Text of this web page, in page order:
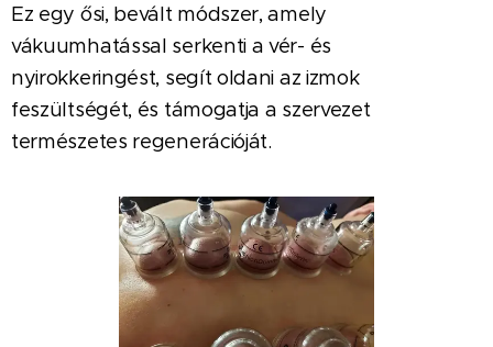
Ez egy ősi, bevált módszer, amely
vákuumhatással serkenti a vér- és
nyirokkeringést, segít oldani az izmok
feszültségét, és támogatja a szervezet
természetes regenerációját.